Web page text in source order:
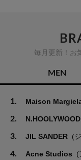
毎月更新！お
MEN
1. Maison
2. N.HOOLYWOOD
3. JIL SANDER (
4. Acne Studios (